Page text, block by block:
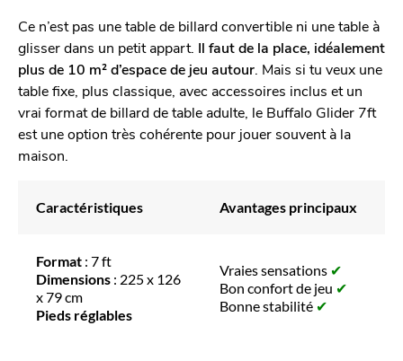
Ce n’est pas une table de billard convertible ni une table à
glisser dans un petit appart. Il faut de la place, idéalement
plus de 10 m² d’espace de jeu autour . Mais si tu veux une
table fixe, plus classique, avec accessoires inclus et un
vrai format de billard de table adulte, le Buffalo Glider 7ft
est une option très cohérente pour jouer souvent à la
maison.
Caractéristiques Avantages principaux
Format : 7 ft
Dimensions : 225 x 126
x 79 cm
Pieds réglables
Vraies sensations ✔
Bon confort de jeu ✔
Bonne stabilité ✔